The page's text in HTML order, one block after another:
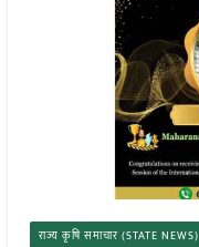
राज्य कृषि समाचार (STATE NEWS)